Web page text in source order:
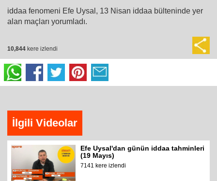
iddaa fenomeni Efe Uysal, 13 Nisan iddaa bülteninde yer
alan maçları yorumladı.
10,844 kere izlendi
İlgili Videolar
Efe Uysal'dan günün iddaa tahminleri
(19 Mayıs)
7141 kere izlendi